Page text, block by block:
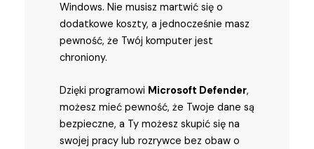
Windows. Nie musisz martwić się o
dodatkowe koszty, a jednocześnie masz
pewność, że Twój komputer jest
chroniony.
Dzięki programowi Microsoft Defender,
możesz mieć pewność, że Twoje dane są
bezpieczne, a Ty możesz skupić się na
swojej pracy lub rozrywce bez obaw o